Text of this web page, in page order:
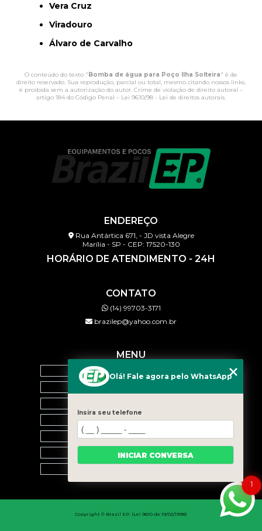
Vera Cruz
Viradouro
Álvaro de Carvalho
O conteúdo do texto " Bomba de água para Poço Ilha Solteira" é de
direito reservado. Sua reprodução, parcial ou total, mesmo citando nossos links,
é proibida sem a autorização do autor. Crime de violação de direito autoral –
artigo 184 do Código Penal – Lei 9610/98 - Lei de direitos autorais.
ENDEREÇO
Rua Antártica 671, - JD vista Alegre
Marília - SP - CEP: 17520-130
HORÁRIO DE ATENDIMENTO - 24H
CONTATO
(14) 99703-3171
brazilep@yahoo.com.br
MENU
HOME
BLOG
CONTATO
CATEGORIAS
Copyright © Brazil EP. (Lei 9610 de 19/02/1998)
1
Olá! Fale agora pelo WhatsApp
Insira seu telefone
INICIAR CONVERSA